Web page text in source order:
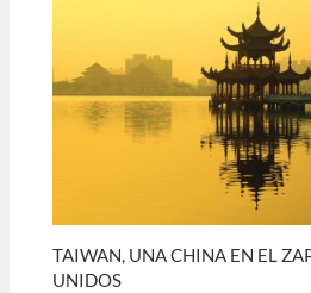
TAIWAN, UNA CHINA EN EL
UNIDOS